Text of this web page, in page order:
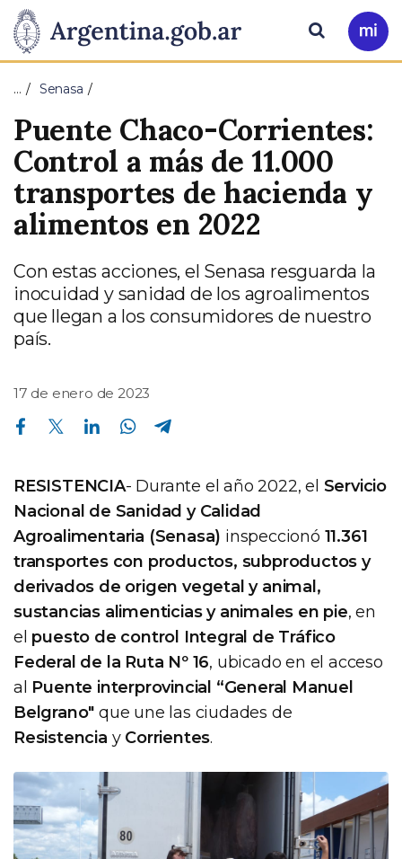
Presidencia
de
la
Nación
Pasar al contenido principal
Ir
a
Buscar
… Senasa
Puente Chaco-Corrientes:
Control a más de 11.000
transportes de hacienda y
alimentos en 2022
Con estas acciones, el Senasa resguarda la
inocuidad y sanidad de los agroalimentos
que llegan a los consumidores de nuestro
país.
17 de enero de 2023
Compartir en Facebook Compartir en Twitter Compartir en Linkedin Compartir en Whatsapp
RESISTENCIA- Durante el año 2022, el Servicio
Nacional de Sanidad y Calidad
Agroalimentaria (Senasa) inspeccionó 11.361
transportes con productos, subproductos y
derivados de origen vegetal y animal,
sustancias alimenticias y animales en pie, en
el puesto de control Integral de Tráfico
Federal de la Ruta Nº 16, ubicado en el acceso
al Puente interprovincial “General Manuel
Belgrano" que une las ciudades de
Resistencia y Corrientes.